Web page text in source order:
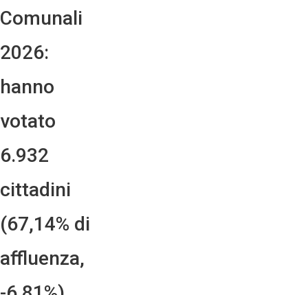
Comunali
2026:
hanno
votato
6.932
cittadini
(67,14% di
affluenza,